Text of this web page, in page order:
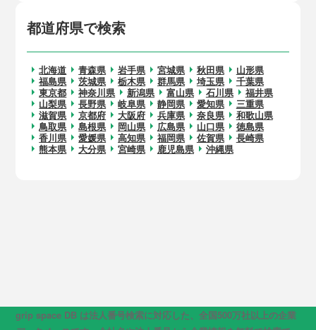
都道府県で検索
北海道 青森県 岩手県 宮城県 秋田県
山形県
福島県
茨城県 栃木県 群馬県 埼玉県
千葉県
東京都
神奈川県 新潟県 富山県 石川県
福井県
山梨県
長野県 岐阜県 静岡県 愛知県
三重県
滋賀県
京都府 大阪府 兵庫県 奈良県
和歌山県
鳥取県
島根県 岡山県 広島県 山口県
徳島県
香川県
愛媛県 高知県 福岡県 佐賀県
長崎県
熊本県
大分県 宮崎県 鹿児島県 沖縄県
grip space DB は法人番号検索に対応した、全国500万社以上の企業